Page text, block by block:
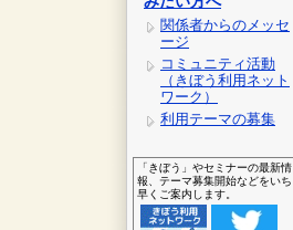
関係者からのメッセ
ージ
コミュニティ活動
（きぼう利用ネット
ワーク）
利用テーマの募集
「きぼう」やセミナーの最新情
報、テーマ募集開始などをいち
早くご案内します。